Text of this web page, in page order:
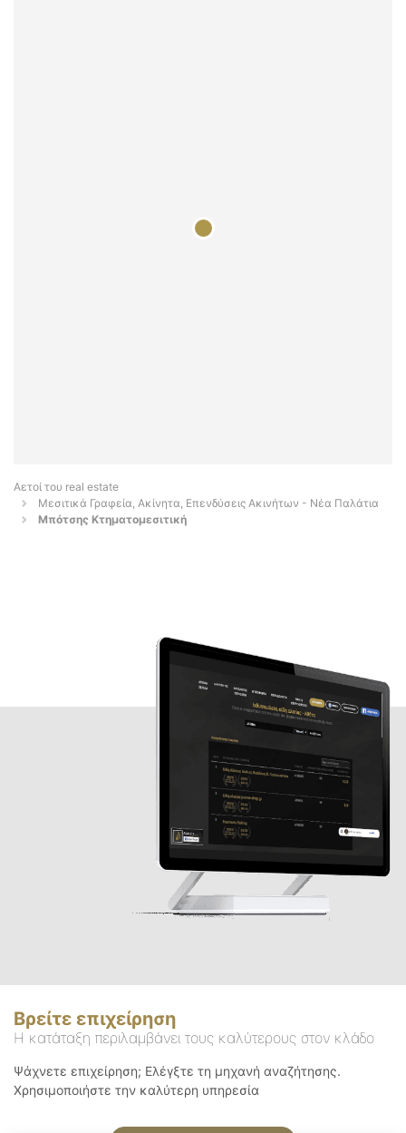
Αετοί του real estate
Μεσιτικά Γραφεία, Ακίνητα, Επενδύσεις Ακινήτων - Νέα Παλάτια
Μπότσης Κτηματομεσιτική
Βρείτε επιχείρηση
Η κατάταξη περιλαμβάνει τους καλύτερους στον κλάδο
Ψάχνετε επιχείρηση; Ελέγξτε τη μηχανή αναζήτησης.
Χρησιμοποιήστε την καλύτερη υπηρεσία